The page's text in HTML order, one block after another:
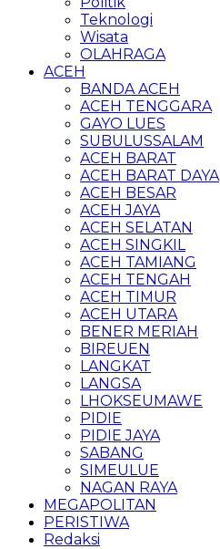
Teknologi
Wisata
OLAHRAGA
ACEH
BANDA ACEH
ACEH TENGGARA
GAYO LUES
SUBULUSSALAM
ACEH BARAT
ACEH BARAT DAYA
ACEH BESAR
ACEH JAYA
ACEH SELATAN
ACEH SINGKIL
ACEH TAMIANG
ACEH TENGAH
ACEH TIMUR
ACEH UTARA
BENER MERIAH
BIREUEN
LANGKAT
LANGSA
LHOKSEUMAWE
PIDIE
PIDIE JAYA
SABANG
SIMEULUE
NAGAN RAYA
MEGAPOLITAN
PERISTIWA
Redaksi